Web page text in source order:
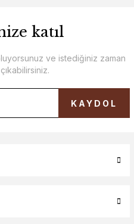
katıl
ve istediğiniz zaman
KAYDOL